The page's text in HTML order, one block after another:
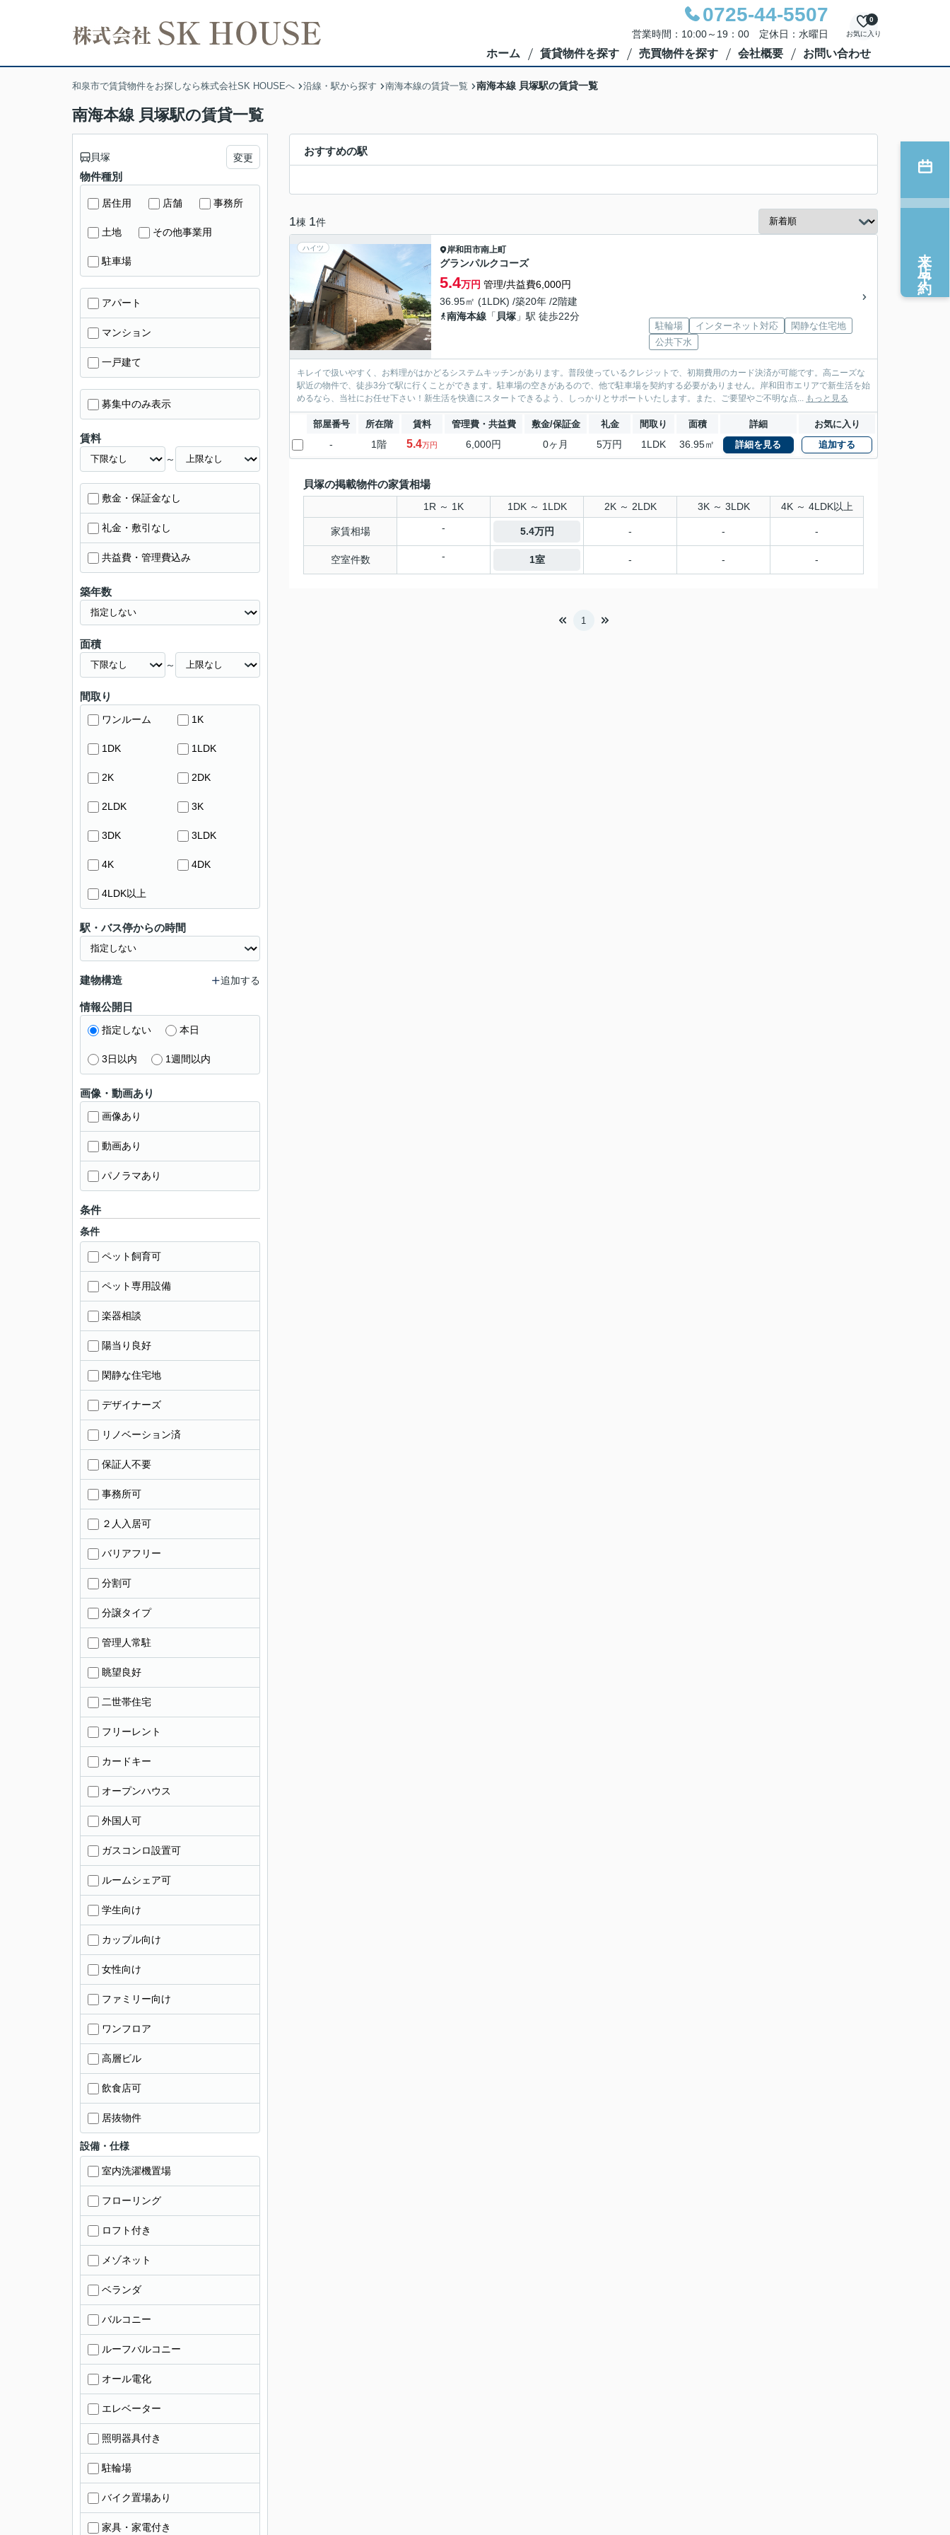
0725-44-5507
営業時間：10:00～19：00 定休日：水曜日 お気に入り
0
ホーム 賃貸物件を探す 売買物件を探す 会社概要 お問い合わせ
和泉市で賃貸物件をお探しなら株式会社SK HOUSEへ 沿線・駅から探す 南海本線の賃貸一覧 南海本線 貝塚駅の賃貸一覧
南海本線 貝塚駅の賃貸一覧
おすすめの駅
1棟 1件
ハイツ 岸和田市南上町
グランパルクコーズ
5.4万円 管理/共益費6,000円
36.95㎡ (1LDK) /築20年 /2階建
南海本線 「 貝塚 」駅 徒歩22分
駐輪場 インターネット対応
閑静な住宅地
公共下水
キレイで扱いやすく、お料理がはかどるシステムキッチンがあります。普段使っているクレジットで、初期費用のカード決済が可能です。高ニーズな
駅近の物件で、徒歩3分で駅に行くことができます。駐車場の空きがあるので、他で駐車場を契約する必要がありません。岸和田市エリアで新生活を始
めるなら、当社にお任せ下さい！新生活を快適にスタートできるよう、しっかりとサポートいたします。また、ご要望やご不明な点... もっと見る
部屋番号 所在階 賃料 管理費・共益費 敷金/保証金 礼金 間取り 面積 詳細 お気に入り
- 1階 5.4万円 6,000円 0ヶ月 5万円 1LDK 36.95㎡ 詳細を見る 追加する
貝塚の掲載物件の家賃相場
1R ～ 1K 1DK ～ 1LDK 2K ～ 2LDK 3K ～ 3LDK 4K ～ 4LDK以上
家賃相場 - 5.4万円 - - -
空室件数 - 1室 - - -
1
貝塚 変更
物件種別
居住用 店舗 事務所
土地 その他事業用
駐車場
アパート
マンション
一戸建て
募集中のみ表示
賃料
～
敷金・保証金なし
礼金・敷引なし
共益費・管理費込み
築年数
面積
～
間取り
ワンルーム 1K
1DK 1LDK
2K 2DK
2LDK 3K
3DK 3LDK
4K 4DK
4LDK以上
駅・バス停からの時間
建物構造 追加する
情報公開日
指定しない 本日
3日以内 1週間以内
画像・動画あり
画像あり
動画あり
パノラマあり
条件
条件
ペット飼育可
ペット専用設備
楽器相談
陽当り良好
閑静な住宅地
デザイナーズ
リノベーション済
保証人不要
事務所可
２人入居可
バリアフリー
分割可
分譲タイプ
管理人常駐
眺望良好
二世帯住宅
フリーレント
カードキー
オープンハウス
外国人可
ガスコンロ設置可
ルームシェア可
学生向け
カップル向け
女性向け
ファミリー向け
ワンフロア
高層ビル
飲食店可
居抜物件
設備・仕様
室内洗濯機置場
フローリング
ロフト付き
メゾネット
ベランダ
バルコニー
ルーフバルコニー
オール電化
エレベーター
照明器具付き
駐輪場
バイク置場あり
家具・家電付き
来店予約